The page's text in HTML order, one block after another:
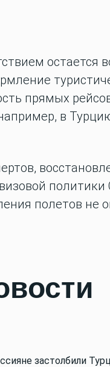
остается
прямых
в
полетов не